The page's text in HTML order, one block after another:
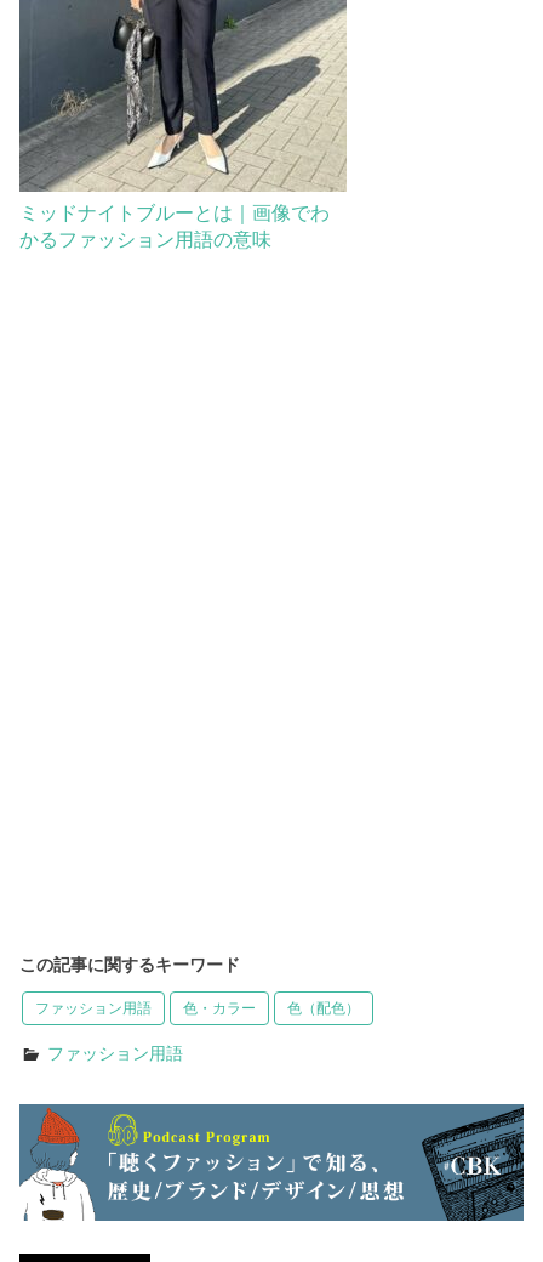
ミッドナイトブルーとは｜画像でわ
かるファッション用語の意味
この記事に関するキーワード
ファッション用語 色・カラー 色（配色）
ファッション用語